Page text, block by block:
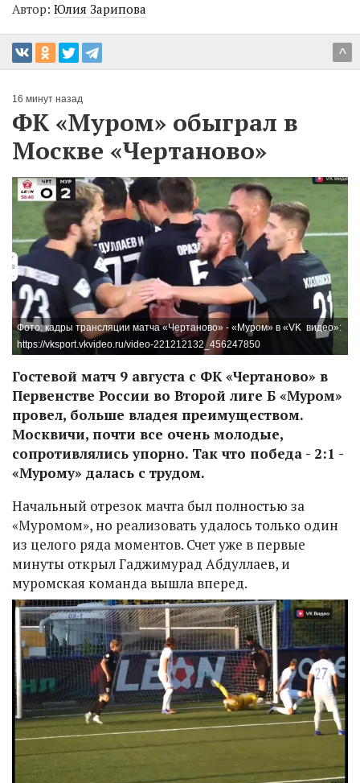
Автор: Юлия Зарипова
^
16 минут назад
ФК «Муром» обыграл в
Москве «Чертаново»
Фото: кадры трансляции матча «Чертаново» - «Муром» в «VK видео»:
https://vksport.vkvideo.ru/video-221212132_456247850
Гостевой матч 9 августа с ФК «Чертаново» в
Первенстве России во Второй лиге Б «Муром»
провел, больше владея преимуществом.
Москвичи, почти все очень молодые,
сопротивлялись упорно. Так что победа - 2:1 -
«Мурому» далась с трудом.
Начальный отрезок мачта был полностью за
«Муромом», но реализовать удалось только один
из целого ряда моментов. Счет уже в первые
минуты открыл Гаджимурад Абдуллаев, и
муромская команда вышла вперед.